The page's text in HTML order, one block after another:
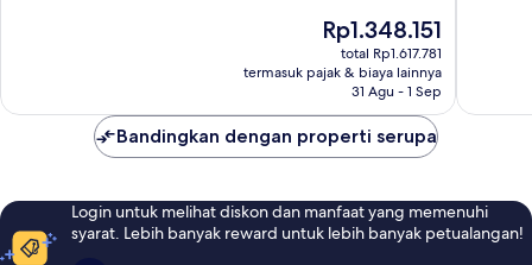
Harga
sekarang
Rp1.348.151
Rp1.348.151
total Rp1.617.781
termasuk pajak & biaya lainnya
31 Agu - 1 Sep
Bandingkan dengan properti serupa
Login untuk melihat diskon dan manfaat yang memenuhi
syarat. Lebih banyak reward untuk lebih banyak petualangan!